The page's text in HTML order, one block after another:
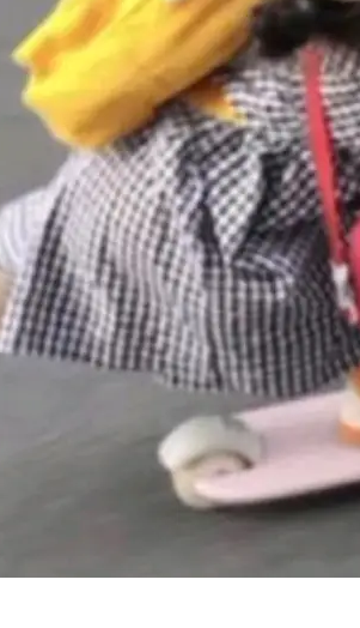
京ICP备2025119063号